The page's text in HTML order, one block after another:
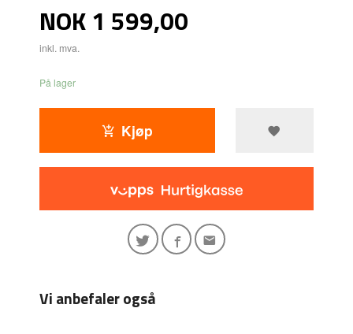
Pris
NOK1 599,00
inkl. mva.
På lager
Kjøp
Vi anbefaler også